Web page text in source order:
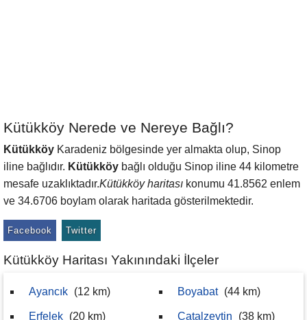
Kütükköy Nerede ve Nereye Bağlı?
Kütükköy Karadeniz bölgesinde yer almakta olup, Sinop
iline bağlıdır. Kütükköy bağlı olduğu Sinop iline 44 kilometre
mesafe uzaklıktadır.Kütükköy haritası konumu 41.8562 enlem
ve 34.6706 boylam olarak haritada gösterilmektedir.
Facebook Twitter
Kütükköy Haritası Yakınındaki İlçeler
Ayancık (12 km)
Erfelek (20 km)
Boyabat (44 km)
Çatalzeytin (38 km)